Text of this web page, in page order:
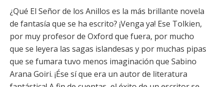
¿Qué El Señor de los Anillos es la más brillante novela
de fantasía que se ha escrito? ¡Venga ya! Ese Tolkien,
por muy profesor de Oxford que fuera, por mucho
que se leyera las sagas islandesas y por muchas pipas
que se fumara tuvo menos imaginación que Sabino
Arana Goiri. ¡Ése sí que era un autor de literatura